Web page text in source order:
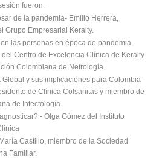
fueron:
de la pandemia- Emilio Herrera,
Grupo Empresarial Keralty.
las personas en época de pandemia -
del Centro de Excelencia Clínica de Keralty
Colombiana de Nefrología.
Global y sus implicaciones para Colombia -
de Clínica Colsanitas y miembro de
de Infectología
- Olga Gómez del Instituto
Castillo, miembro de la Sociedad
Familiar.